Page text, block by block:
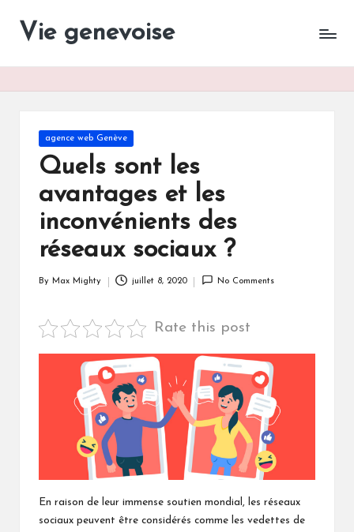
Vie genevoise
Vie
Posted
agence web Genève
Quels sont les
avantages et les
inconvénients des
réseaux sociaux ?
By Max Mighty juillet 8, 2020 No Comments
Rate this post
En raison de leur immense soutien mondial, les réseaux
sociaux peuvent être considérés comme les vedettes de